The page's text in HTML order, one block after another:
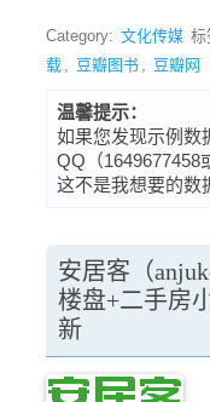
Category: 文化传媒 标
载 , 豆瓣图书 , 豆瓣网
温馨提示：
如果您发现示例数
QQ（1649677458
这不是我想要的数
安居客（
楼盘+二手房
新